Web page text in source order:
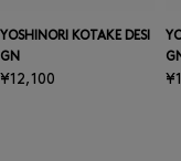
YOSHINORI KOTAKE DESI
GN
¥12,100